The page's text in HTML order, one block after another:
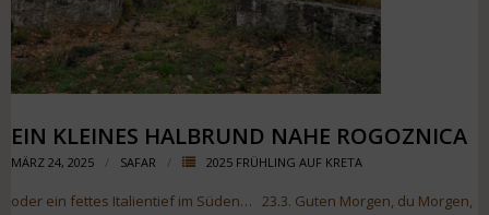
Impressum
Datenschutz
EIN KLEINES HALBRUND NAHE ROGOZNICA
MÄRZ 24, 2025 SAFAR 2025 FRÜHLING AUF KRETA
oder ein fettes Italientief im Süden… 23.3. Guten Morgen, du Morgen,